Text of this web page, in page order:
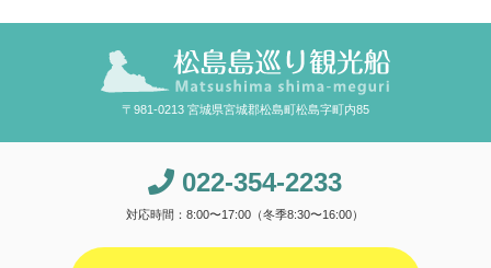
〒981-0213 宮城県宮城郡松島町松島字町内85
022-354-2233
対応時間：8:00〜17:00（冬季8:30〜16:00）